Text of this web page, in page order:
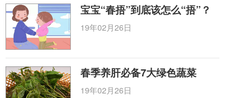
宝宝“春捂”到底该怎么“捂”？
19年02月26日
春季养肝必备7大绿色蔬菜
19年02月26日